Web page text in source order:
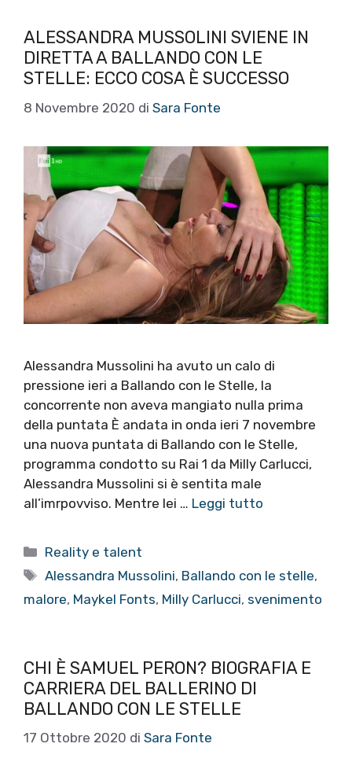
ALESSANDRA MUSSOLINI SVIENE IN
DIRETTA A BALLANDO CON LE
STELLE: ECCO COSA È SUCCESSO
8 Novembre 2020 di Sara Fonte
Alessandra Mussolini ha avuto un calo di
pressione ieri a Ballando con le Stelle, la
concorrente non aveva mangiato nulla prima
della puntata È andata in onda ieri 7 novembre
una nuova puntata di Ballando con le Stelle,
programma condotto su Rai 1 da Milly Carlucci,
Alessandra Mussolini si è sentita male
all’imrpovviso. Mentre lei … Leggi tutto
Categorie
Reality e talent
Tag
Alessandra Mussolini, Ballando con le stelle,
malore, Maykel Fonts, Milly Carlucci, svenimento
CHI È SAMUEL PERON? BIOGRAFIA E
CARRIERA DEL BALLERINO DI
BALLANDO CON LE STELLE
17 Ottobre 2020 di Sara Fonte